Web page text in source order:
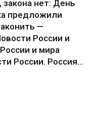
закона нет: День
предложили
—
России и
и мира
России. Россия...